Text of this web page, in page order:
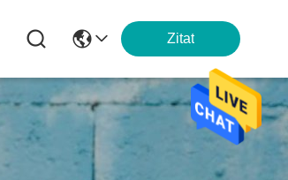
Zitat